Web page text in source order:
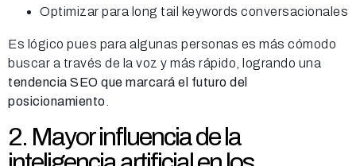
Optimizar para long tail keywords conversacionales
Es lógico pues para algunas personas es más cómodo
buscar a través de la voz y más rápido, logrando una
tendencia SEO que marcará el futuro del
posicionamiento
2. Mayor influencia de la